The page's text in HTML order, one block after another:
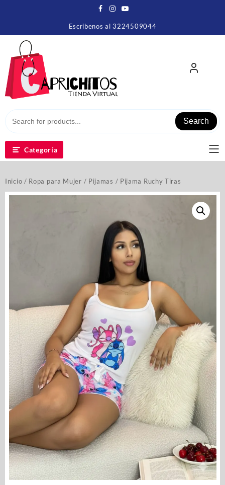
Escribenos al 3224509044
Search
Categoría
Inicio / Ropa para Mujer / Pijamas / Pijama Ruchy Tiras